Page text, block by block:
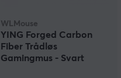
WLMouse
YING Forged Carbon
Fiber Trådløs
Gamingmus - Svart